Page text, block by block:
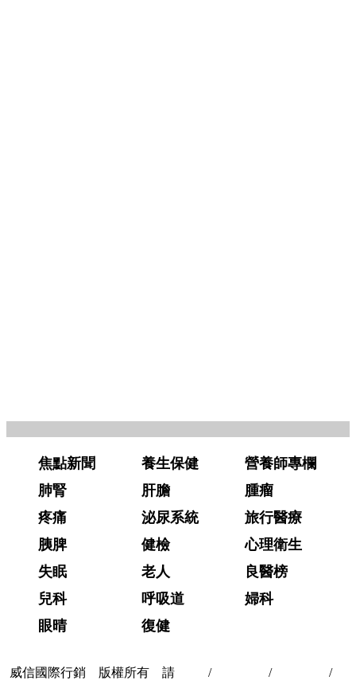
焦點新聞 養生保健
營養師專欄
肺腎
肝膽
腫瘤
疼痛
泌尿系統
旅行醫療
胰脾
健檢
心理衛生
失眠
老人
良醫榜
兒科
呼吸道
婦科
眼晴
復健
威信國際行銷 版權所有 請
/ / /